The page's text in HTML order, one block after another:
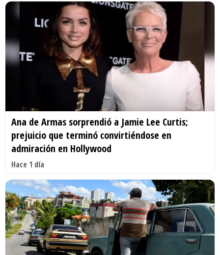
Ana de Armas sorprendió a Jamie Lee Curtis;
prejuicio que terminó convirtiéndose en
admiración en Hollywood
Hace 1 día